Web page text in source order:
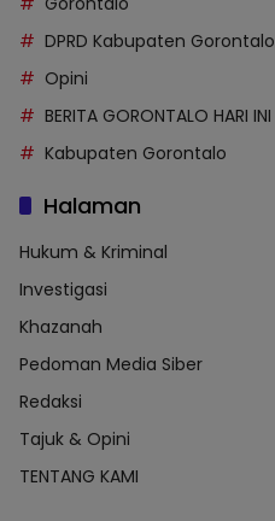
DPRD Kabupaten Gorontalo
Opini
BERITA GORONTALO HARI INI
Kabupaten Gorontalo
Halaman
Hukum & Kriminal
Investigasi
Khazanah
Pedoman Media Siber
Redaksi
Tajuk & Opini
TENTANG KAMI